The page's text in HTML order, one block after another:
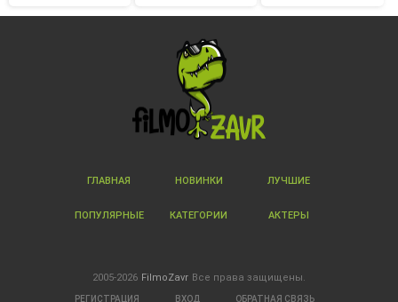
ГЛАВНАЯ НОВИНКИ ЛУЧШИЕ
ПОПУЛЯРНЫЕ КАТЕГОРИИ АКТЕРЫ
2005-2026 FilmoZavr Все права защищены.
РЕГИСТРАЦИЯ ВХОД ОБРАТНАЯ СВЯЗЬ